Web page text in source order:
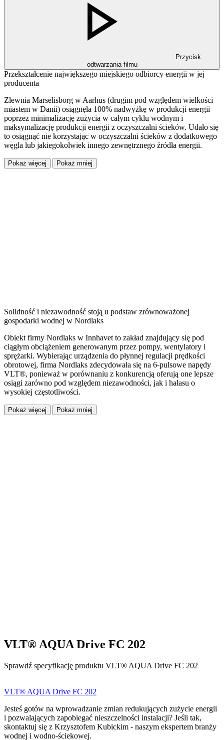
Przycisk
odtwarzania filmu
Przekształcenie największego miejskiego odbiorcy energii w jej
producenta
Zlewnia Marselisborg w Aarhus (drugim pod względem wielkości
miastem w Danii) osiągnęła 100% nadwyżkę w produkcji energii
poprzez minimalizację zużycia w całym cyklu wodnym i
maksymalizację produkcji energii z oczyszczalni ścieków. Udało się
to osiągnąć nie korzystając w oczyszczalni ścieków z dodatkowego
węgla lub jakiegokolwiek innego zewnętrznego źródła energii.
Pokaż więcej Pokaż mniej
Solidność i niezawodność stoją u podstaw zrównoważonej
gospodarki wodnej w Nordlaks
Obiekt firmy Nordlaks w Innhavet to zakład znajdujący się pod
ciągłym obciążeniem generowanym przez pompy, wentylatory i
sprężarki. Wybierając urządzenia do płynnej regulacji prędkości
obrotowej, firma Nordlaks zdecydowała się na 6-pulsowe napędy
VLT®, ponieważ w porównaniu z konkurencją oferują one lepsze
osiągi zarówno pod względem niezawodności, jak i hałasu o
wysokiej częstotliwości.
Pokaż więcej Pokaż mniej
VLT® AQUA Drive FC 202
Sprawdź specyfikację produktu VLT® AQUA Drive FC 202
VLT® AQUA Drive FC 202
Jesteś gotów na wprowadzanie zmian redukujących zużycie energii
i pozwalających zapobiegać nieszczelności instalacji? Jeśli tak,
skontaktuj się z Krzysztofem Kubickim - naszym ekspertem branży
wodnej i wodno-ściekowej.